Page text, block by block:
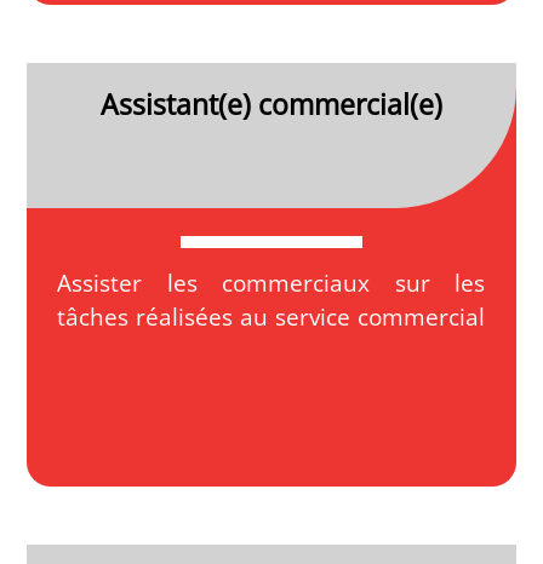
Assistant(e) commercial(e)
Assister les commerciaux sur les
tâches réalisées au service commercial